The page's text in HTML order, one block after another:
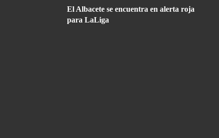
El Albacete se encuentra en alerta roja
para LaLiga